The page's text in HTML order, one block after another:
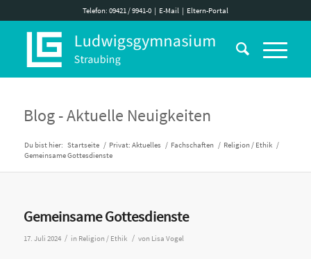
Telefon: 09421 / 9941-0| E-Mail| Eltern-Portal
Blog - Aktuelle Neuigkeiten
Du bist hier: Startseite / Privat: Aktuelles / Fachschaften / Religion / Ethik /
Gemeinsame Gottesdienste
Gemeinsame Gottesdienste
17. Juli 2024 / in Religion / Ethik / von Lisa Vogel